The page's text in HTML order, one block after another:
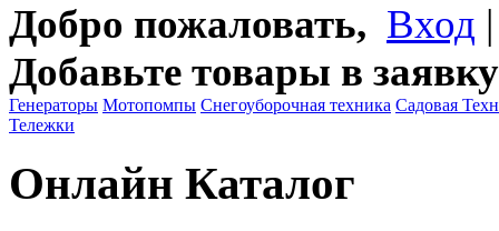
Добро пожаловать, Вход
Добавьте товары в заявку
Генераторы Мотопомпы Снегоуборочная техника Садовая
Тележки
Онлайн Каталог